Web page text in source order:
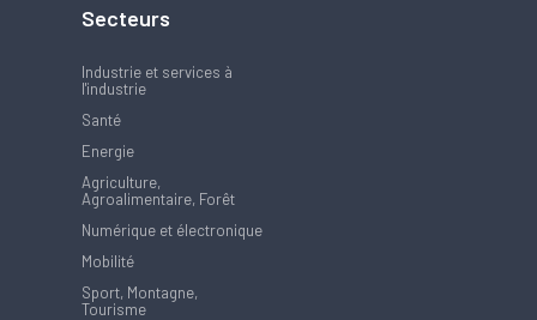
Secteurs
Industrie et services à
l'industrie
Santé
Energie
Agriculture,
Agroalimentaire, Forêt
Numérique et électronique
Mobilité
Sport, Montagne,
Tourisme